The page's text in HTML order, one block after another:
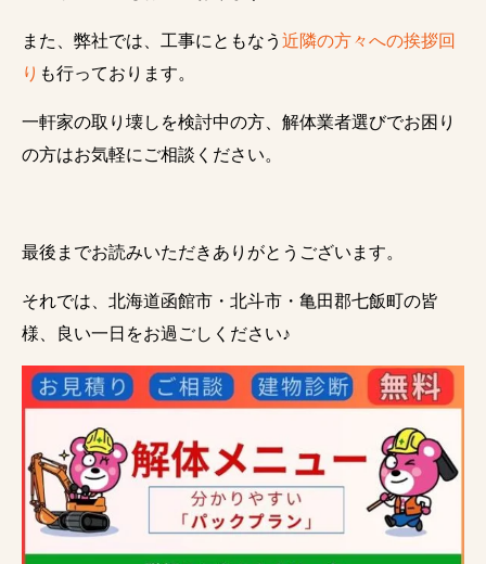
また、弊社では、工事にともなう 近隣の方々への挨拶回
り も行っております。
一軒家の取り壊しを検討中の方、解体業者選びでお困り
の方はお気軽にご相談ください。
最後までお読みいただきありがとうございます。
それでは、北海道函館市・北斗市・亀田郡七飯町の皆
様、良い一日をお過ごしください♪